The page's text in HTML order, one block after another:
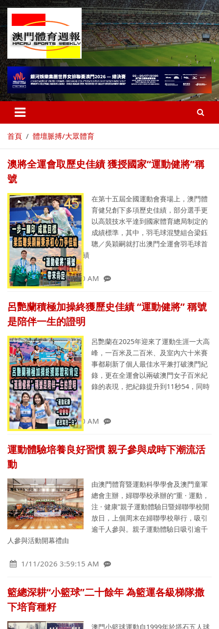
首頁 體壇脈搏/大眾體育
澳將全運會取歷史佳績 獲授國家“運動健將”稱
號
在第十五屆全國運動會賽場上，澳門體
育健兒創下多項歷史佳績，部分選手更
以高競技水平達到國家體育總局制定的
成績標準，其中，羽毛球混雙組合梁鈺
聰／吳穎嗣就打出澳門全運會羽毛球首
勝，取得全運會第九名佳績
1/11/2026 3:27:30 AM
呂艷蘭積極加操終獲歷史佳績 “運動健將” 稱號
是陪伴一生的證明
呂艷蘭在2025年迎來了運動生涯一大高
峰，一百米及二百米、及室內六十米賽
事都刷新了個人最佳水平兼打破澳門紀
錄，更在全運會以兩破澳門女子百米紀
錄的表現，把紀錄提升到11秒54，同時
歷史首晉決賽奪得第七
1/11/2026 3:41:20 AM
運動體驗培養良好習慣 親子參與成時下潮流活
動
由澳門體育暨運動科學學會及澳門童軍
總會主辦，婦聯學校承辦的“重 · 運動，
注 · 健康”親子運動體驗日暨婦聯學校開
放日，上個周末在婦聯學校舉行，吸引
逾千人參與。親子運動體驗日吸引逾千
人參與活動開幕禮由
1/11/2026 3:59:15 AM
籃總深耕“小籃球”二十餘年 為籃運各級梯隊撒
下培育種籽
澳門小籃球運動自1999年於塔石五人球